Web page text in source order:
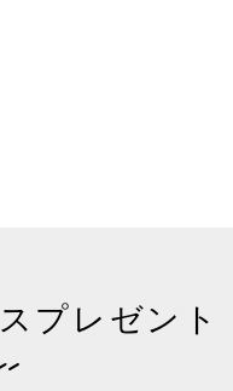
プレゼント